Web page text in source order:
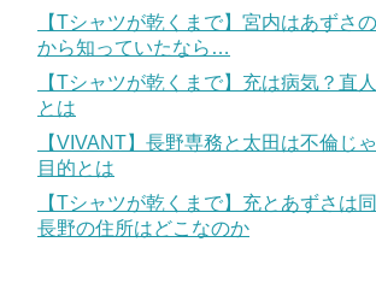
【Tシャツが乾くまで】宮内はあずさ
から知っていたなら…
【Tシャツが乾くまで】充は病気？直
とは
【VIVANT】長野専務と太田は不倫じ
目的とは
【Tシャツが乾くまで】充とあずさは
長野の住所はどこなのか